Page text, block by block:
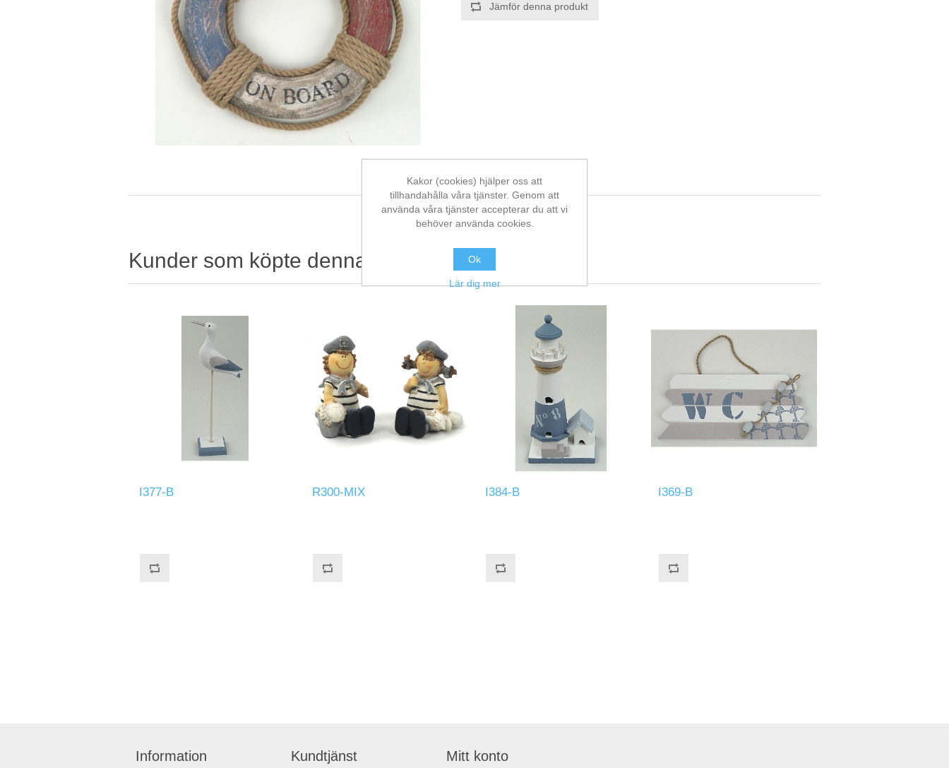
Jämför denna produkt
Kunder som köpte denna köpte också
I377-B R300-MIX I384-B I369-B
Information Kundtjänst Mitt konto
Kakor (cookies) hjälper oss att
tillhandahålla våra tjänster. Genom att
använda våra tjänster accepterar du att vi
behöver använda cookies.
Ok
Lär dig mer